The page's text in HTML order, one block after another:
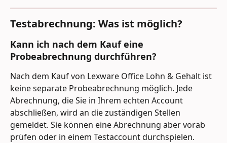
Testabrechnung: Was ist möglich?
Kann ich nach dem Kauf eine
Probeabrechnung durchführen?
Nach dem Kauf von Lexware Office Lohn & Gehalt ist
keine separate Probeabrechnung möglich. Jede
Abrechnung, die Sie in Ihrem echten Account
abschließen, wird an die zuständigen Stellen
gemeldet. Sie können eine Abrechnung aber vorab
prüfen oder in einem Testaccount durchspielen.